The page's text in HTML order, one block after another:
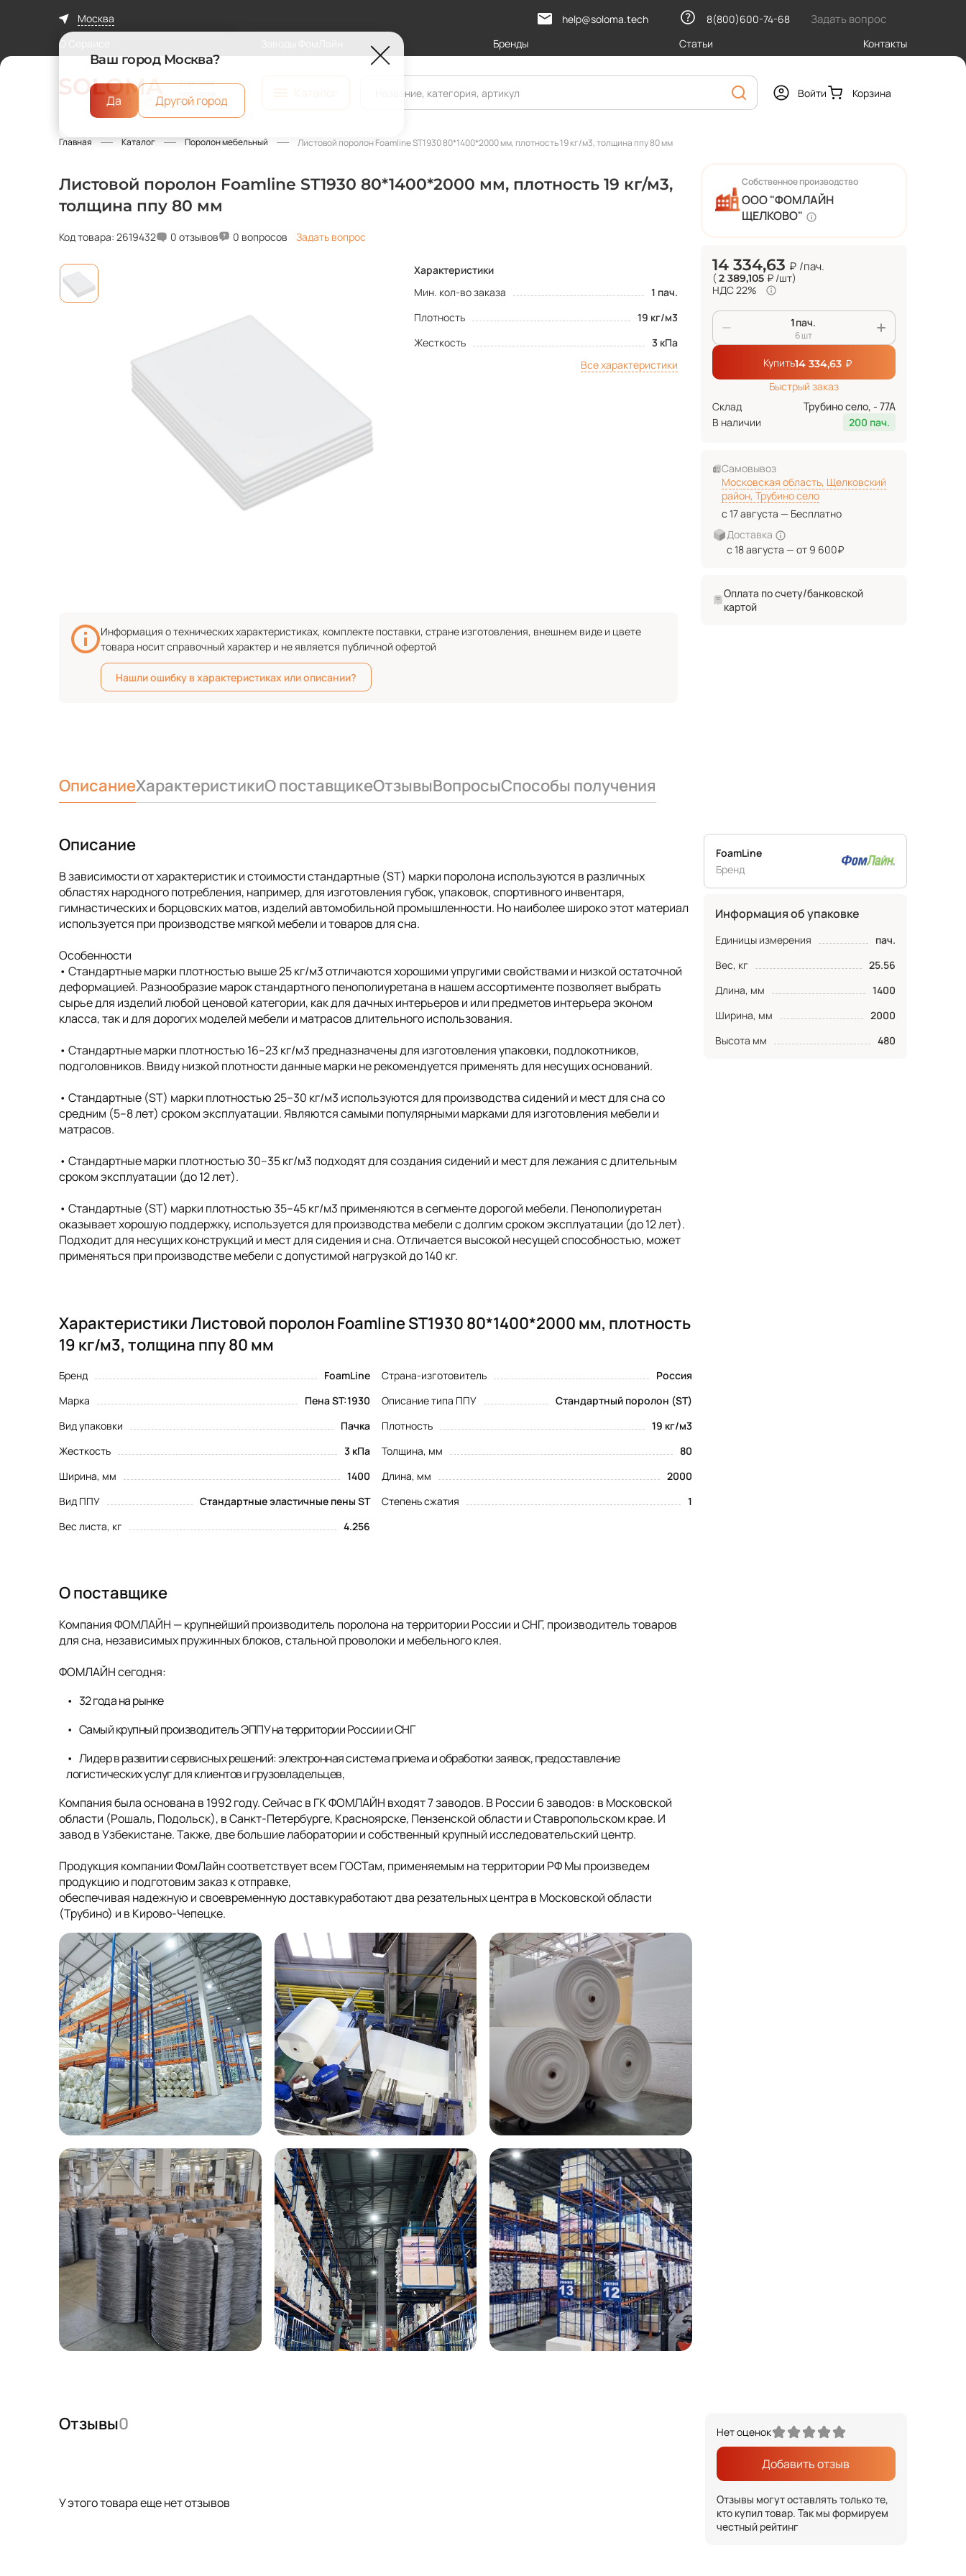
Москва help@soloma.tech 8(800)600-74-68 Задать вопрос
О Сервисе Бренды Статьи Контакты
Торговая
ФомЛайн
Войти Корзина
Главная Каталог Поролон мебельный Листовой поролон Foamline ST1930 80*1400*2000 мм, плотность 19 кг/м3, толщина ппу 80 мм
Листовой поролон Foamline ST1930 80*1400*2000 мм, плотность 19 кг/м3,
толщина ппу 80 мм
Код товара: 2619432 0 отзывов 0 вопросов Задать вопрос
Характеристики
Мин. кол-во заказа
1 пач.
Плотность
19 кг/м3
Жесткость
3 кПа
Все характеристики
Собственное производство
ООО "ФОМЛАЙН
ЩЕЛКОВО"
14 334,63 ₽ /пач.
( 2 389,105 ₽ /шт)
НДС 22%
пач.
6 шт
Купить14 334,63 ₽
Быстрый заказ
Склад
Трубино село, - 77А
В наличии
200 пач.
Самовывоз
Московская область, Щелковский
район, Трубино село
с 17 августа — Бесплатно
Доставка
с 18 августа — от 9 600₽
Оплата по счету/банковской
картой
Информация о технических характеристиках, комплекте поставки, стране изготовления, внешнем виде и цвете
товара носит справочный характер и не является публичной офертой
Нашли ошибку в характеристиках или описании?
ОписаниеХарактеристикиО поставщикеОтзывыВопросыСпособы получения
Описание
В зависимости от характеристик и стоимости стандартные (ST) марки поролона используются в различных
областях народного потребления, например, для изготовления губок, упаковок, спортивного инвентаря,
гимнастических и борцовских матов, изделий автомобильной промышленности. Но наиболее широко этот материал
используется при производстве мягкой мебели и товаров для сна.
Особенности
• Cтандартные марки плотностью выше 25 кг/м3 отличаются хорошими упругими свойствами и низкой остаточной
деформацией. Разнообразие марок стандартного пенополиуретана в нашем ассортименте позволяет выбрать
сырье для изделий любой ценовой категории, как для дачных интерьеров и или предметов интерьера эконом
класса, так и для дорогих моделей мебели и матрасов длительного использования.
• Cтандартные марки плотностью 16–23 кг/м3 предназначены для изготовления упаковки, подлокотников,
подголовников. Ввиду низкой плотности данные марки не рекомендуется применять для несущих оснований.
• Стандартные (ST) марки плотностью 25–30 кг/м3 используются для производства сидений и мест для сна со
средним (5–8 лет) сроком эксплуатации. Являются самыми популярными марками для изготовления мебели и
матрасов.
• Стандартные марки плотностью 30–35 кг/м3 подходят для создания сидений и мест для лежания с длительным
сроком эксплуатации (до 12 лет).
• Стандартные (ST) марки плотностью 35–45 кг/м3 применяются в сегменте дорогой мебели. Пенополиуретан
оказывает хорошую поддержку, используется для производства мебели с долгим сроком эксплуатации (до 12 лет).
Подходит для несущих конструкций и мест для сидения и сна. Отличается высокой несущей способностью, может
применяться при производстве мебели с допустимой нагрузкой до 140 кг.
Характеристики Листовой поролон Foamline ST1930 80*1400*2000 мм, плотность
19 кг/м3, толщина ппу 80 мм
Бренд FoamLine Страна-изготовитель
Россия
Марка
Пена ST:1930 Описание типа ППУ
Стандартный поролон (ST)
Вид упаковки
Пачка Плотность
19 кг/м3
Жесткость
3 кПа Толщина, мм
80
Ширина, мм
1400 Длина, мм
2000
Вид ППУ
Стандартные эластичные пены ST Степень сжатия
1
Вес листа, кг
4.256
О поставщике
Компания ФОМЛАЙН — крупнейший производитель поролона на территории России и СНГ, производитель товаров
для сна, независимых пружинных блоков, стальной проволоки и мебельного клея.
ФОМЛАЙН сегодня:
32 года на рынке
Самый крупный производитель ЭППУ на территории России и СНГ
Лидер в развитии сервисных решений: электронная система приема и обработки заявок, предоставление
логистических услуг для клиентов и грузовладельцев,
Компания была основана в 1992 году. Сейчас в ГК ФОМЛАЙН входят 7 заводов. В России 6 заводов: в Московской
области (Рошаль, Подольск), в Санкт-Петербурге, Красноярске, Пензенской области и Ставропольском крае. И
завод в Узбекистане. Также, две большие лаборатории и собственный крупный исследовательский центр.
Продукция компании ФомЛайн соответствует всем ГОСТам, применяемым на территории РФ Мы произведем
продукцию и подготовим заказ к отправке,
обеспечивая надежную и своевременную доставкуработают два резательных центра в Московской области
(Трубино) и в Кирово-Чепецке.
FoamLine
Бренд
Информация об упаковке
Единицы измерения
пач.
Вес, кг
25.56
Длина, мм
1400
Ширина, мм
2000
Высота мм
480
Отзывы0
У этого товара еще нет отзывов
Нет оценок
Добавить отзыв
Отзывы могут оставлять только те,
кто купил товар. Так мы формируем
честный рейтинг
Ваш город Москва?
Да Другой город